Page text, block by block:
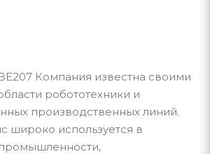
Компания известна своими
робототехники и
производственных линий.
широко используется в